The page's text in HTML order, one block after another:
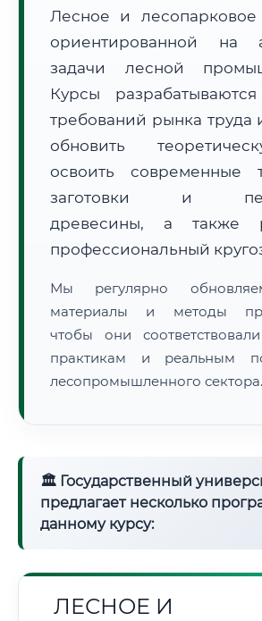
Формат учебы:
Расчет логистики оригиналов:
• Экспресс-доставка СДЭК / Почтой:2–3 рабочих
Нажмите на документ для
Лесное и лесопарковое
ориентированной на
задачи лесной
Курсы
требований рынка труда
обновить
освоить современные
заготовки и
древесины, а также
профессиональный
Мы регулярно
материалы и методы
чтобы они
практикам и реальным
лесопромышленного сектора.
🏛 Государственный
предлагает несколько
данному курсу:
ЛЕСНОЕ И